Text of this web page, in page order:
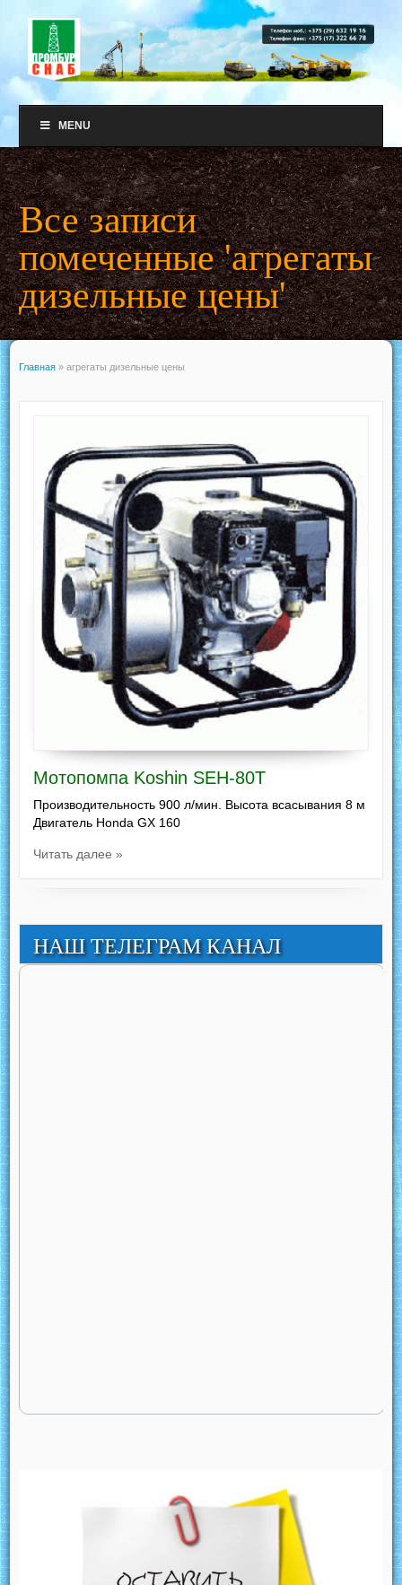
MENU
Все записи
помеченные 'агрегаты
дизельные цены'
Главная » агрегаты дизельные цены
Мотопомпа Koshin SEH-80T
Производительность 900 л/мин. Высота всасывания 8 м
Двигатель Honda GX 160
Читать далее »
НАШ ТЕЛЕГРАМ КАНАЛ